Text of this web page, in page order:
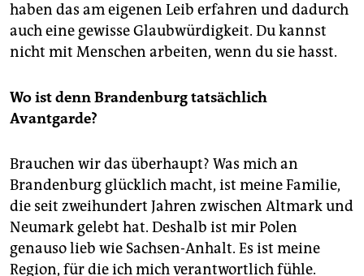
haben das am eigenen Leib erfahren und dadurch
auch eine gewisse Glaubwürdigkeit. Du kannst
nicht mit Menschen arbeiten, wenn du sie hasst.
Wo ist denn Brandenburg tatsächlich
Avantgarde?
Brauchen wir das überhaupt? Was mich an
Brandenburg glücklich macht, ist meine Familie,
die seit zweihundert Jahren zwischen Altmark und
Neumark gelebt hat. Deshalb ist mir Polen
genauso lieb wie Sachsen-Anhalt. Es ist meine
Region, für die ich mich verantwortlich fühle.